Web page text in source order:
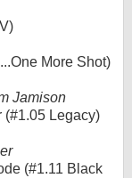
More Shot)
Jamison
(#1.05 Legacy)
(#1.11 Black